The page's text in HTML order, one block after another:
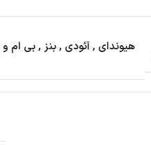
هیوندای ,آئودی ,بنز ,بی ام و